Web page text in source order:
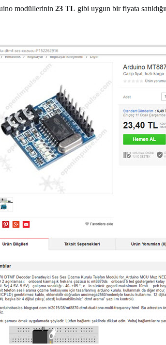
modüllerinin 23 TL gibi uygun bir fiyata